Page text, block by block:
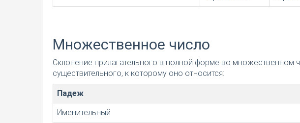
Множественное число
Склонение прилагательного в полной форме во множественном
существительного, к которому оно относится:
Падеж
Именительный